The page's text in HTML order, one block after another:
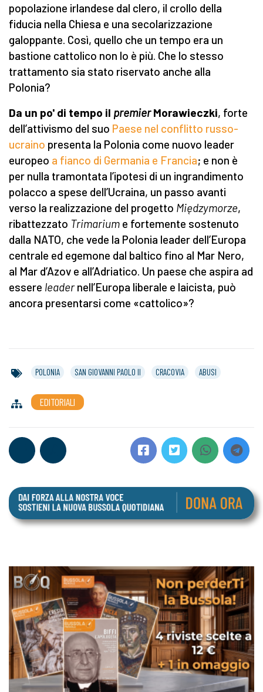
popolazione irlandese dal clero, il crollo della
fiducia nella Chiesa e una secolarizzazione
galoppante. Così, quello che un tempo era un
bastione cattolico non lo è più. Che lo stesso
trattamento sia stato riservato anche alla
Polonia?
Da un po' di tempo il premierMorawieczki, forte
dell’attivismo del suo Paese nel conflitto russo-
ucraino presenta la Polonia come nuovo leader
europeo a fianco di Germania e Francia; e non è
per nulla tramontata l’ipotesi di un ingrandimento
polacco a spese dell’Ucraina, un passo avanti
verso la realizzazione del progetto Międzymorze,
ribattezzato Trimarium e fortemente sostenuto
dalla NATO, che vede la Polonia leader dell’Europa
centrale ed egemone dal baltico fino al Mar Nero,
al Mar d’Azov e all’Adriatico. Un paese che aspira ad
essere leadernell’Europa liberale e laicista, può
ancora presentarsi come «cattolico»?
POLONIA SAN GIOVANNI PAOLO II CRACOVIA ABUSI
EDITORIALI